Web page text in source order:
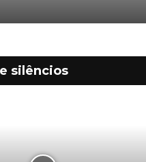
silêncios